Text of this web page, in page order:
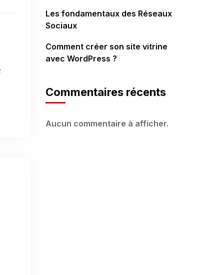
Les fondamentaux des Réseaux
Sociaux
Comment créer son site vitrine
avec WordPress ?
Commentaires récents
Aucun commentaire à afficher.